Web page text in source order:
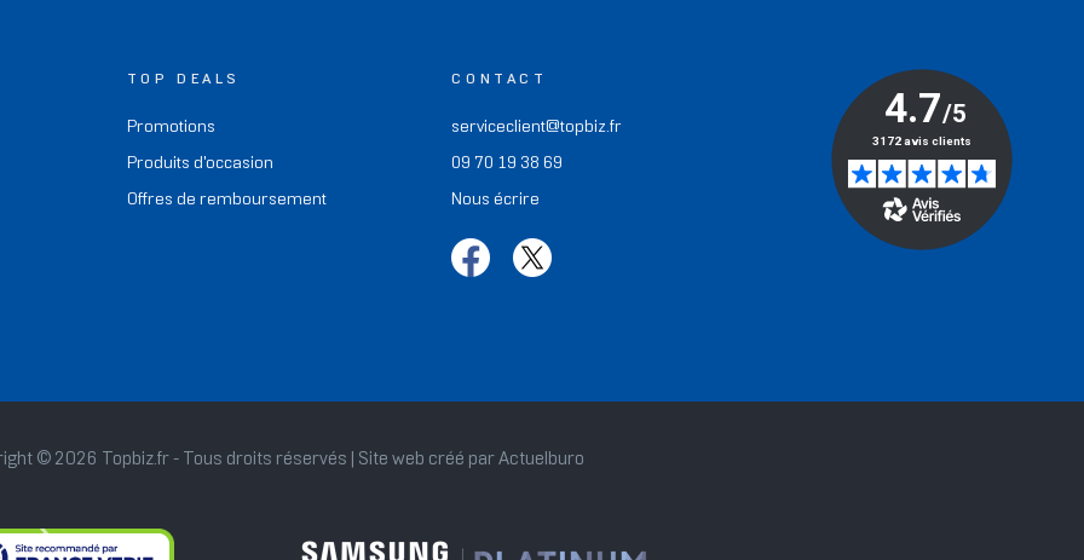
TOP DEALS
Promotions
Produits d'occasion
Offres de remboursement
CONTACT
serviceclient@topbiz.fr
09 70 19 38 69
Nous écrire
© 2026 Topbiz.fr - Tous droits réservés | Site web créé par Actuelburo